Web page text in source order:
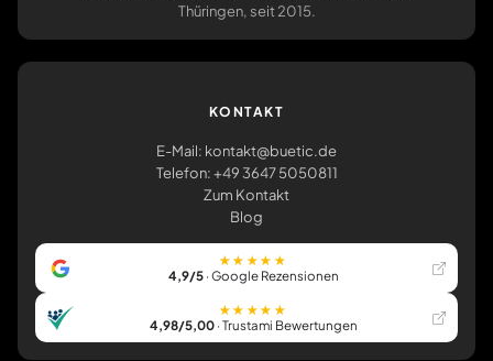
Thüringen, seit 2015.
KONTAKT
E-Mail: kontakt@buetic.de
Telefon: +49 3647 5050811
Zum Kontakt
Blog
★★★★★
4,9/5· Google Rezensionen
★★★★★
4,98/5,00· Trustami Bewertungen